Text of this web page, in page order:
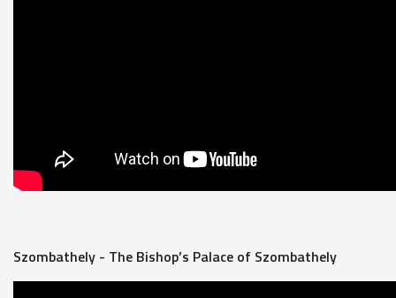
Szombathely - The Bishop’s Palace of Szombathely